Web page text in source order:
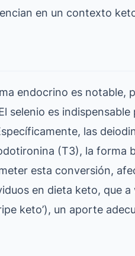
en un contexto
endocrino es notable,
selenio es indispensable
las
(T3), la forma
esta conversión,
en dieta keto, que
keto’), un aporte